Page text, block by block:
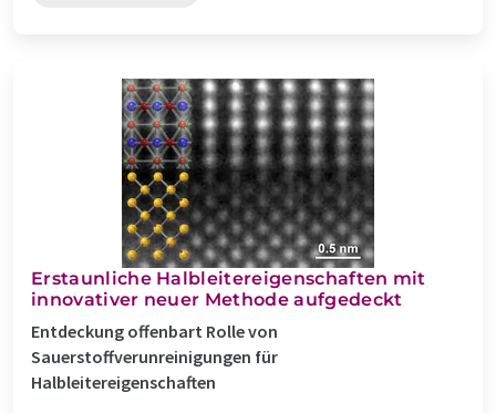
Erstaunliche Halbleitereigenschaften mit
innovativer neuer Methode aufgedeckt
Entdeckung offenbart Rolle von
Sauerstoffverunreinigungen für
Halbleitereigenschaften